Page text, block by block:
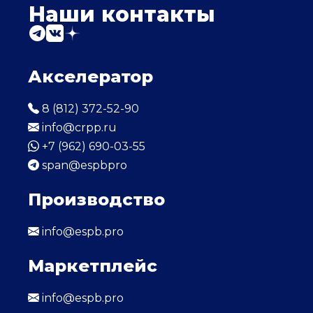
Наши контакты
Акселератор
8 (812) 372-52-90
info@crpp.ru
+7 (962) 690-03-55
span@espbpro
Производство
info@espb.pro
Маркетплейс
info@espb.pro